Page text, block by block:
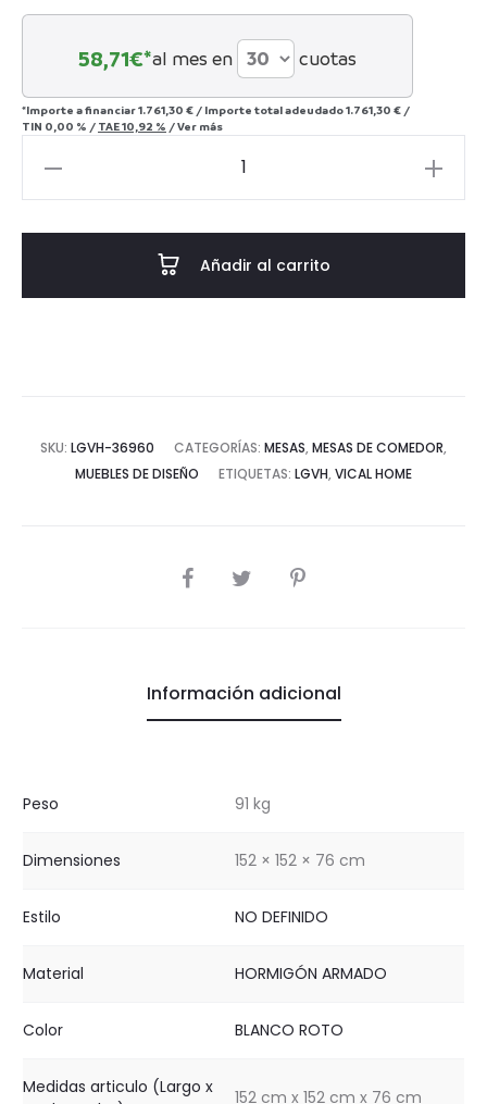
58,71€*al mes en cuotas
*Importe a financiar1.761,30 € / Importe total adeudado1.761,30 € /
TIN 0,00 % / TAE10,92 % /Ver más
Añadir al carrito
SKU: LGVH-36960 CATEGORÍAS: MESAS, MESAS DE COMEDOR,
MUEBLES DE DISEÑO
ETIQUETAS: LGVH, VICAL HOME
COMPARTIR
Información adicional
Peso 91 kg
Dimensiones 152 × 152 × 76 cm
Estilo NO DEFINIDO
Material HORMIGÓN ARMADO
Color BLANCO ROTO
Medidas articulo (Largo x
152 cm x 152 cm x 76 cm